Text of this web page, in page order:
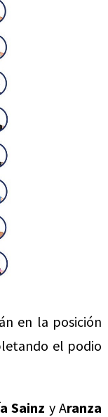
en la posición
el podio
Sainz y Aranza